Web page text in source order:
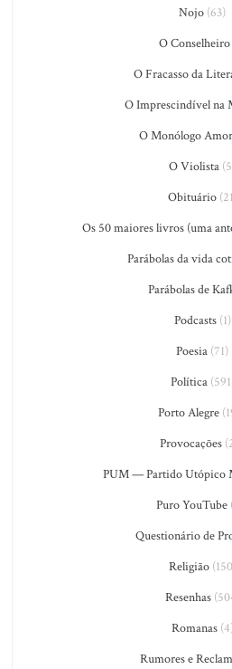
Nojo (63)
O Conselheiro
O Fracasso da
O Imprescindível na
O Monólogo
O Violista
Obituário
Os 50 maiores livros (uma
Parábolas da vida
Parábolas de
Podcasts(1)
Poesia (71)
Política
Porto Alegre
Provocações
PUM — Partido Utópico
Puro YouTube
Questionário de
Religião
Resenhas
Romanas
Rumores e